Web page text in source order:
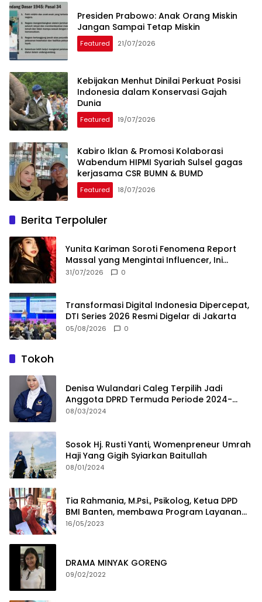
Presiden Prabowo: Anak Orang Miskin
Jangan Sampai Tetap Miskin
Featured 21/07/2026
Kebijakan Menhut Dinilai Perkuat Posisi
Indonesia dalam Konservasi Gajah
Dunia
Featured 19/07/2026
Kabiro Iklan & Promosi Kolaborasi
Wabendum HIPMI Syariah Sulsel gagas
kerjasama CSR BUMN & BUMD
Featured 18/07/2026
Berita Terpoluler
Yunita Kariman Soroti Fenomena Report
Massal yang Mengintai Influencer, Ini
Langkah Proteksi Akun yang Perlu Diketahui
31/07/2026 0
Transformasi Digital Indonesia Dipercepat,
DTI Series 2026 Resmi Digelar di Jakarta
05/08/2026 0
Tokoh
Denisa Wulandari Caleg Terpilih Jadi
Anggota DPRD Termuda Periode 2024-
2029
08/03/2024
Sosok Hj. Rusti Yanti, Womenpreneur Umrah
Haji Yang Gigih Syiarkan Baitullah
08/01/2024
Tia Rahmania, M.Psi., Psikolog, Ketua DPD
BMI Banten, membawa Program Layanan
Pembuatan Dokumen Kependudukan
16/05/2023
DRAMA MINYAK GORENG
09/02/2022